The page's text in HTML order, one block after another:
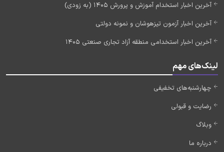
آخرین اخبار استخدام آموزش و پرورش 1405 (به زودی)
آخرین اخبار آزمون تیزهوشان و نمونه دولتی
آخرین اخبار استخدامی منطقه آزاد تجاری صنعتی 1405
لینک‌های مهم
چهارشنبه‌های تخفیفی
رضایت و قبولی
وبلاگ
درباره ما